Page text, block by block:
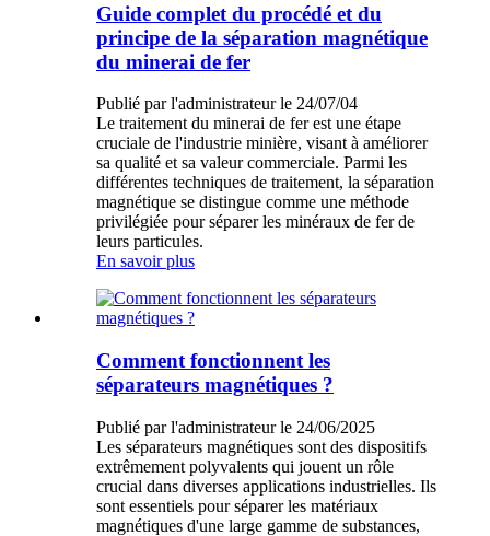
Guide complet du procédé et du
principe de la séparation magnétique
du minerai de fer
Publié par l'administrateur le 24/07/04
Le traitement du minerai de fer est une étape
cruciale de l'industrie minière, visant à améliorer
sa qualité et sa valeur commerciale. Parmi les
différentes techniques de traitement, la séparation
magnétique se distingue comme une méthode
privilégiée pour séparer les minéraux de fer de
leurs particules.
En savoir plus
Comment fonctionnent les
séparateurs magnétiques ?
Publié par l'administrateur le 24/06/2025
Les séparateurs magnétiques sont des dispositifs
extrêmement polyvalents qui jouent un rôle
crucial dans diverses applications industrielles. Ils
sont essentiels pour séparer les matériaux
magnétiques d'une large gamme de substances,